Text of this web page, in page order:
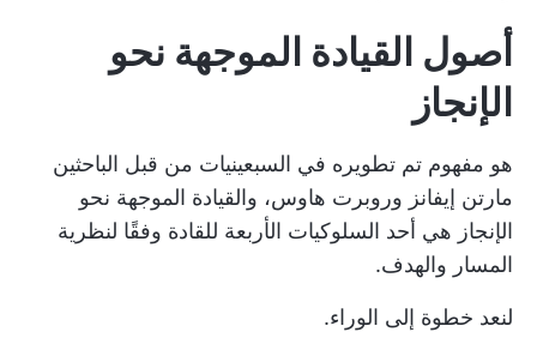
أصول القيادة الموجهة نحو
الإنجاز
هو مفهوم تم تطويره في السبعينيات من قبل الباحثين
مارتن إيفانز وروبرت هاوس، والقيادة الموجهة نحو
الإنجاز هي أحد السلوكيات الأربعة للقادة وفقًا لنظرية
المسار والهدف.
لنعد خطوة إلى الوراء.